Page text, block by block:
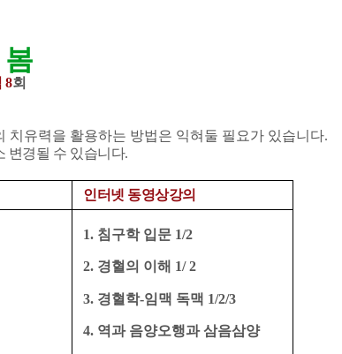
봄
8회
치유력을 활용하는 방법은 익혀둘 필요가 있습니다.
변경될 수 있습니다.
인터넷 동영상강의
1. 침구학 입문 1/2
2. 경혈의 이해 1/ 2
3. 경혈학-임맥 독맥 1/2/3
4. 역과 음양오행과 삼음삼양